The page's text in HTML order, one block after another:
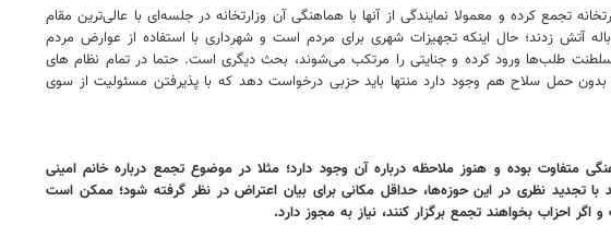
تجمع کرده و معمولا نمایندگی از آنها با هماهنگی آن وزارتخانه در جلسه‌ای با عالی‌ترین مقام
زدند؛ حال اینکه تجهیزات شهری برای مردم است و شهرداری با استفاده از عوارض مردم
طلب‌ها ورود کرده و جنایتی را مرتکب می‌شوند، بحث دیگری است. حتما در تمام نظام های
حمل سلاح هم وجود دارد منتها باید حزبی درخواست دهد که با پذیرفتن مسئولیت از سوی
بوده و هنوز ملاحظه درباره آن وجود دارد؛ مثلا در موضوع تجمع درباره خانم امینی
نظری در این حوزه‌ها، حداقل مکانی برای بیان اعتراض در نظر گرفته شود؛ ممکن است
احزاب بخواهند تجمع برگزار کنند، نیاز به مجوز دارد.